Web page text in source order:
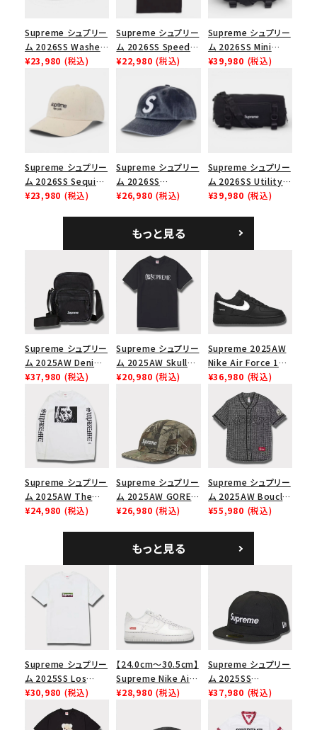
在庫のない商品を表示する
絞り込んで検索する
Supreme シュプリー
ム 2026SS Washed
Chino Twill Camp
ノツイル キャンプキャ
ップ ブラック
¥23,980 (税込)
Supreme シュプリー
ム 2026SS Speed
Tee スピードTシャツ
¥22,980 (税込)
Supreme シュプリー
ム 2026SS Mini
Duffle Bag ミニダッ
¥39,980 (税込)
Supreme シュプリー
ム 2026SS Sequin
Denim Classic
ャップ ナチュラル
¥23,980 (税込)
Supreme シュプリー
ム 2026SS
Pigment Coated S
ゴ 6パネル ネイビー
¥26,980 (税込)
Supreme シュプリー
ム 2026SS Utility
Bag ユーティリティ
¥39,980 (税込)
もっと見る
Supreme シュプリー
ム 2025AW Denim
Shoulder Bag デニ
ブラック
¥37,980 (税込)
Supreme シュプリー
ム 2025AW Skull
Tee スカル Tシャツ
¥20,980 (税込)
Supreme 2025AW
Nike Air Force 1
Low シュプリーム ナ
イキエアフォース１ス
ニーカー シューズ ブ
ラック
¥36,980 (税込)
Supreme シュプリー
ム 2025AW The
Exorcist Mother
¥24,980 (税込)
Supreme シュプリー
ム 2025AW GORE-
TEX Zip Pocket
キャンプ キャップ リ
アルツリーAPカモ
¥26,980 (税込)
Supreme シュプリー
ム 2025AW Boucle
Baseball Jersey ブ
¥55,980 (税込)
もっと見る
Supreme シュプリー
ム 2025SS Los
Angeles Fire Relief
Box Logo Tee ファ
イヤーリリーフボック
¥30,980 (税込)
【24.0cm～30.5cm】
Supreme Nike Air
Force 1 Low シュプ
¥28,980 (税込)
Supreme シュプリー
ム 2025SS
Championship Box
チャンピオンシップボ
¥37,980 (税込)